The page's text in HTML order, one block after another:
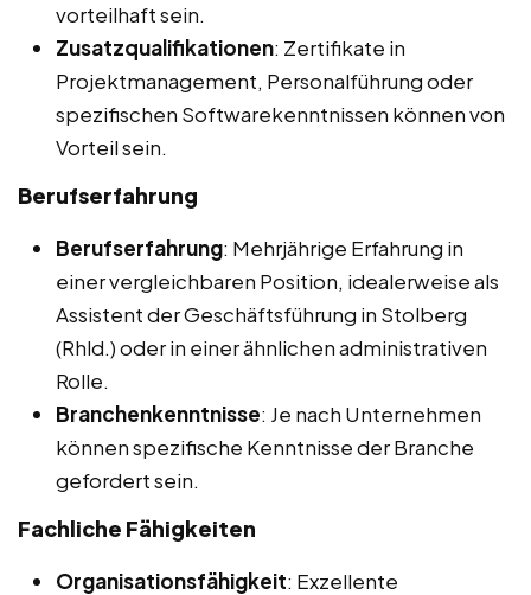
vorteilhaft sein.
Zusatzqualifikationen: Zertifikate in
Projektmanagement, Personalführung oder
spezifischen Softwarekenntnissen können von
Vorteil sein.
Berufserfahrung
Berufserfahrung: Mehrjährige Erfahrung in
einer vergleichbaren Position, idealerweise als
Assistent der Geschäftsführung in Stolberg
(Rhld.) oder in einer ähnlichen administrativen
Rolle.
Branchenkenntnisse: Je nach Unternehmen
können spezifische Kenntnisse der Branche
gefordert sein.
Fachliche Fähigkeiten
Organisationsfähigkeit: Exzellente